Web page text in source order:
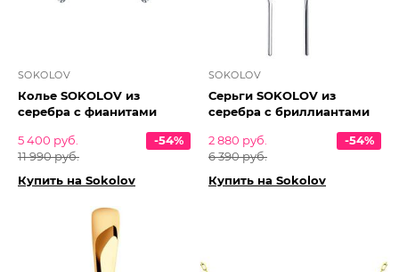
SOKOLOV
Колье SOKOLOV из
серебра с фианитами
5 400 руб.
11 990 руб.
-54%
Купить на Sokolov
SOKOLOV
Серьги SOKOLOV из
серебра с бриллиантами
2 880 руб.
6 390 руб.
-54%
Купить на Sokolov